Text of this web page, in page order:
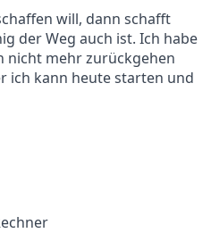
will, dann schafft
der Weg auch ist. Ich habe
nicht mehr zurückgehen
ich kann heute starten und